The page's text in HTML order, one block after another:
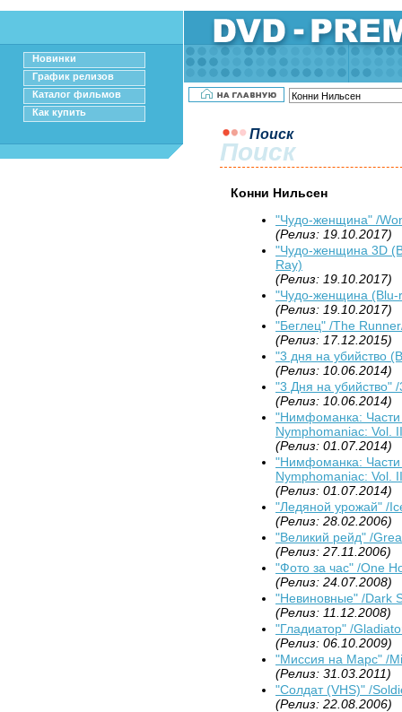
Новинки
График релизов
Каталог фильмов
Как купить
Поиск
Поиск
Конни Нильсен
"Чудо-женщина" /
(Релиз: 19.10.2017)
"Чудо-женщина 3D
Ray)
(Релиз: 19.10.2017)
"Чудо-женщина (Blu-
(Релиз: 19.10.2017)
"Беглец" /The
(Релиз: 17.12.2015)
"3 дня на убийство
(Релиз: 10.06.2014)
"3 Дня на убийство"
(Релиз: 10.06.2014)
"Нимфоманка: Части
Nymphomaniac: Vol.
(Релиз: 01.07.2014)
"Нимфоманка: Части
Nymphomaniac: Vol.
(Релиз: 01.07.2014)
"Ледяной урожай" /
(Релиз: 28.02.2006)
"Великий рейд" /
(Релиз: 27.11.2006)
"Фото за час" /One
(Релиз: 24.07.2008)
"Невиновные" /Dark
(Релиз: 11.12.2008)
"Гладиатор" /
(Релиз: 06.10.2009)
"Миссия на Марс" /
(Релиз: 31.03.2011)
"Солдат (VHS)" /
(Релиз: 22.08.2006)